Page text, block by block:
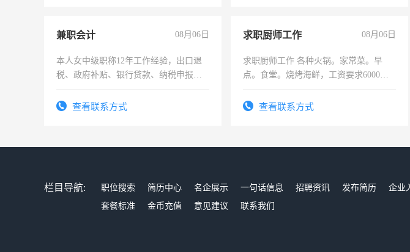
兼职会计 08月06日
本人女中级职称12年工作经验，出口退
税、政府补贴、银行贷款、纳税申报、
务，财务咨询等业务。欲求兼职会计工
查看联系方式
求职厨师工作 08月06日
求职厨师工作 各种火锅。家常菜。早
点。食堂。烧烤海鲜，工资要求6000以
查看联系方式
栏目导航: 职位搜索 简历中心 名企展示 一句话信息 招聘资讯 发布简历 企业
套餐标准
金币充值 意见建议 联系我们